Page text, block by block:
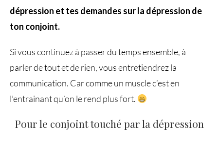
dépression et tes demandes sur la dépression de
ton conjoint.
Si vous continuez à passer du temps ensemble, à
parler de tout et de rien, vous entretiendrez la
communication. Car comme un muscle c’est en
l’entrainant qu’on le rend plus fort.
Pour le conjoint touché par la dépression